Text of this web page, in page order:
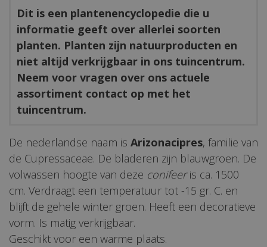
Dit is een plantenencyclopedie die u
informatie geeft over allerlei soorten
planten. Planten zijn natuurproducten en
niet altijd verkrijgbaar in ons tuincentrum.
Neem voor vragen over ons actuele
assortiment contact op met het
tuincentrum.
De nederlandse naam is Arizonacipres, familie van
de Cupressaceae. De bladeren zijn blauwgroen. De
volwassen hoogte van deze conifeeris ca. 1500
cm. Verdraagt een temperatuur tot -15 gr. C. en
blijft de gehele winter groen. Heeft een decoratieve
vorm. Is matig verkrijgbaar.
Geschikt voor een warme plaats.